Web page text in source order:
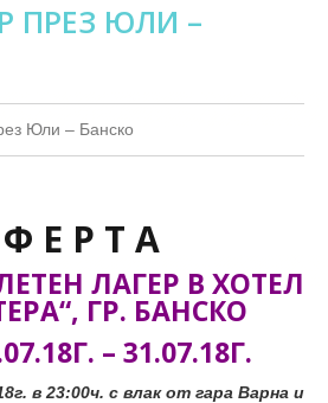
ПРЕЗ ЮЛИ –
Юли – Банско
Е Р Т А
ЛАГЕР В ХОТЕЛ
ГР. БАНСКО
– 31.07.18Г.
в 23:00ч. с влак от гара Варна и